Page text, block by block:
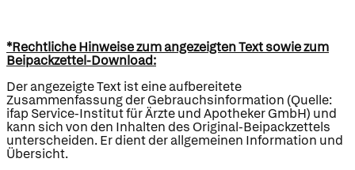
*Rechtliche Hinweise zum angezeigten Text sowie zum
Beipackzettel-Download:
Der angezeigte Text ist eine aufbereitete
Zusammenfassung der Gebrauchsinformation (Quelle:
ifap Service-Institut für Ärzte und Apotheker GmbH) und
kann sich von den Inhalten des Original-Beipackzettels
unterscheiden. Er dient der allgemeinen Information und
Übersicht.